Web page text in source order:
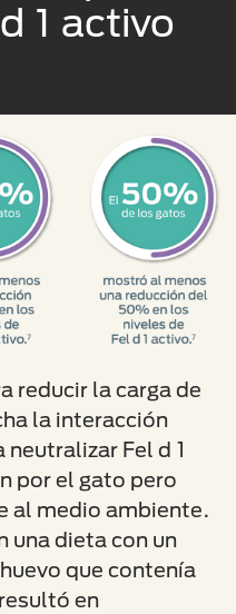
1 activo
reducir la carga de
la interacción
Fel d 1
por el gato pero
al medio ambiente.
una dieta con un
que contenía
en